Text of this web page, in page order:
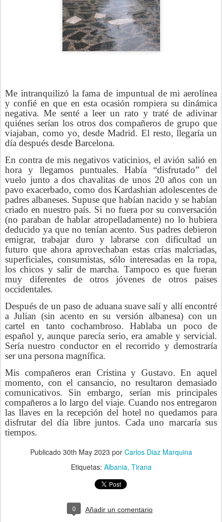
Me intranquilizó la fama de impuntual de mi aerolínea
y confié en que en esta ocasión rompiera su dinámica
negativa. Me senté a leer un rato y traté de adivinar
quiénes serían los otros dos compañeros de grupo que
viajaban, como yo, desde Madrid. El resto, llegaría un
día después desde Barcelona.
En contra de mis negativos vaticinios, el avión salió en
hora y llegamos puntuales. Había “disfrutado” del
vuelo junto a dos chavalitas de unos 20 años con un
pavo exacerbado, como dos Kardashian adolescentes de
padres albaneses. Supuse que habían nacido y se habían
criado en nuestro país. Si no fuera por su conversación
(no paraban de hablar atropelladamente) no lo hubiera
deducido ya que no tenían acento. Sus padres debieron
emigrar, trabajar duro y labrarse con dificultad un
futuro que ahora aprovechaban estas crías malcriadas,
superficiales, consumistas, sólo interesadas en la ropa,
los chicos y salir de marcha. Tampoco es que fueran
muy diferentes de otros jóvenes de otros paises
occidentales.
Después de un paso de aduana suave salí y allí encontré
a Julian (sin acento en su versión albanesa) con un
cartel en tanto cochambroso. Hablaba un poco de
español y, aunque parecía serio, era amable y servicial.
Sería nuestro conductor en el recorrido y demostraría
ser una persona magnífica.
Mis compañeros eran Cristina y Gustavo. En aquel
momento, con el cansancio, no resultaron demasiado
comunicativos. Sin embargo, serían mis principales
compañeros a lo largo del viaje. Cuando nos entregaron
las llaves en la recepción del hotel no quedamos para
disfrutar del día libre juntos. Cada uno marcaría sus
tiempos.
Publicado 30th May 2023 por Carlos Diaz Marquina
Etiquetas: Albania Tirana
0 Añadir un comentario